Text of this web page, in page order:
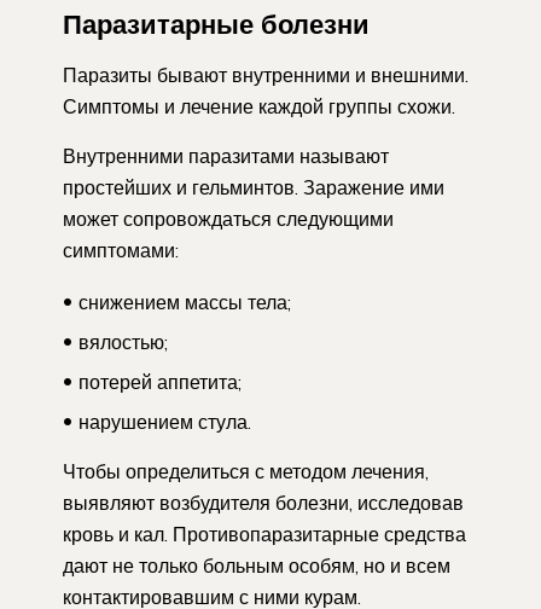
Паразитарные болезни
Паразиты бывают внутренними и внешними.
Симптомы и лечение каждой группы схожи.
Внутренними паразитами называют
простейших и гельминтов. Заражение ими
может сопровождаться следующими
симптомами:
снижением массы тела;
вялостью;
потерей аппетита;
нарушением стула.
Чтобы определиться с методом лечения,
выявляют возбудителя болезни, исследовав
кровь и кал. Противопаразитарные средства
дают не только больным особям, но и всем
контактировавшим с ними курам.